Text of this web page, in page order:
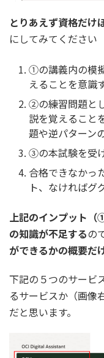
とりあえず資格だけ
にしてみてください
①の講義内の模
えることを意識
②の練習問題と
説を覚えるこ
題や逆パターン
③の本試験を受
合格できなか
ト、なければグ
上記のインプット
の知識が不足するの
ができるかの概要だ
下記の５つのサービ
るサービスか（画像
だと思います。